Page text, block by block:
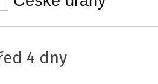
4 dny